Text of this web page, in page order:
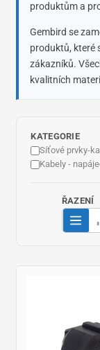
produktům a
Gembird se
produktů, které
zákazníků.
kvalitních
KATEGORIE
Síťové prvky-
Kabely -
ŘAZENÍ